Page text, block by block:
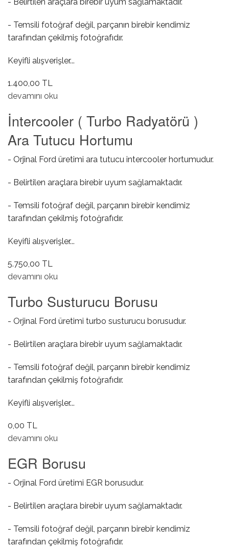
- Temsili fotoğraf değil, parçanın birebir kendimiz
tarafından çekilmiş fotoğrafıdır.
Keyifli alışverişler...
1.400,00 TL
Motor Su Borusu hakkında
devamını oku
İntercooler ( Turbo Radyatörü )
Ara Tutucu Hortumu
- Orjinal Ford üretimi ara tutucu intercooler hortumudur.
- Belirtilen araçlara birebir uyum sağlamaktadır.
- Temsili fotoğraf değil, parçanın birebir kendimiz
tarafından çekilmiş fotoğrafıdır.
Keyifli alışverişler...
5.750,00 TL
İntercooler ( Turbo Radyatörü ) Ara Tutucu Hortumu
devamını oku
Turbo Susturucu Borusu
- Orjinal Ford üretimi turbo susturucu borusudur.
- Belirtilen araçlara birebir uyum sağlamaktadır.
- Temsili fotoğraf değil, parçanın birebir kendimiz
tarafından çekilmiş fotoğrafıdır.
Keyifli alışverişler...
0,00 TL
Turbo Susturucu Borusu hakkında
devamını oku
EGR Borusu
- Orjinal Ford üretimi EGR borusudur.
- Belirtilen araçlara birebir uyum sağlamaktadır.
- Temsili fotoğraf değil, parçanın birebir kendimiz
tarafından çekilmiş fotoğrafıdır.